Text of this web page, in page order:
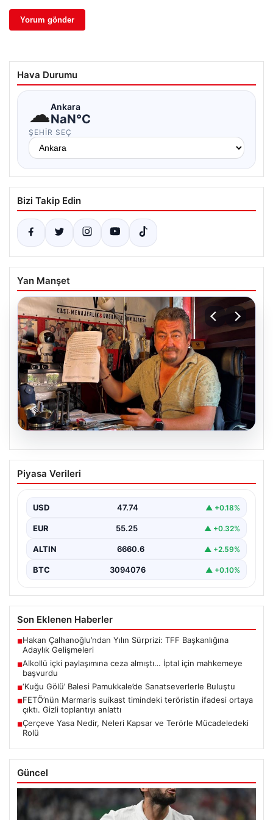
Hava Durumu
☁Ankara
NaN°C
ŞEHIR SEÇ
Bizi Takip Edin
Yan Manşet
07.08.2026
Alkollü içki paylaşımına ceza almıştı…
İptal için mahkemeye başvurdu
Piyasa Verileri
USD 47.74 ▲ +0.18%
EUR 55.25 ▲ +0.32%
ALTIN 6660.6 ▲ +2.59%
BTC 3094076 ▲ +0.10%
Son Eklenen Haberler
■Hakan Çalhanoğlu’ndan Yılın Sürprizi: TFF Başkanlığına
Adaylık Gelişmeleri
■Alkollü içki paylaşımına ceza almıştı… İptal için mahkemeye
başvurdu
■‘Kuğu Gölü’ Balesi Pamukkale’de Sanatseverlerle Buluştu
■FETÖ’nün Marmaris suikast timindeki teröristin ifadesi ortaya
çıktı. Gizli toplantıyı anlattı
■Çerçeve Yasa Nedir, Neleri Kapsar ve Terörle Mücadeledeki
Rolü
Güncel